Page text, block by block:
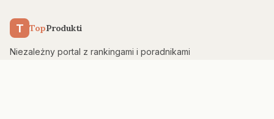
T TopProdukti
Niezależny portal z rankingami i poradnikami